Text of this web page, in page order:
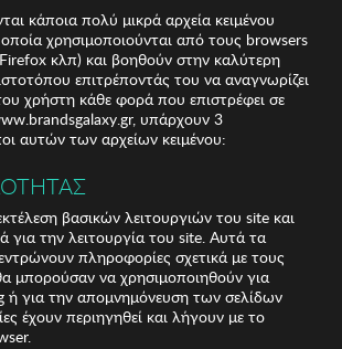
κάποια πολύ μικρά αρχεία κειμένου
χρησιμοποιούνται από τους browsers
κλπ) και βοηθούν στην καλύτερη
επιτρέποντάς του να αναγνωρίζει
χρήστη κάθε φορά που επιστρέφει σε
υπάρχουν 3
αυτών των αρχείων κειμένου:
βασικών λειτουργιών του site και
για την λειτουργία του site. Αυτά τα
πληροφορίες σχετικά με τους
μπορούσαν να χρησιμοποιηθούν για
ή για την απομνημόνευση των σελίδων
έχουν περιηγηθεί και λήγουν με το